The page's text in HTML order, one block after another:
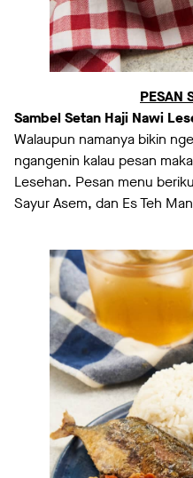
PESAN
Sambel Setan Haji Nawi
Walaupun namanya bikin
ngangenin kalau pesan
Lesehan. Pesan menu
Sayur Asem, dan Es Teh